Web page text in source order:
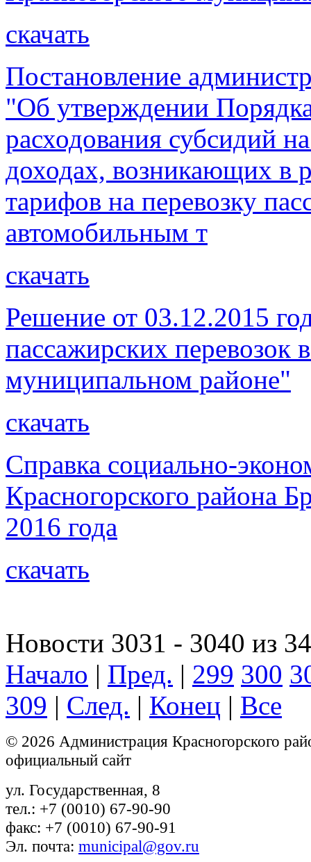
скачать
Постановление
"Об утверждении
расходования субсидий
доходах, возникающих в
тарифов на перевозку
автомобильным т
скачать
Решение от 03.12.2015
пассажирских перевозок
муниципальном районе"
скачать
Справка социально-
Красногорского района
2016 года
скачать
Новости 3031 - 3040 из
Начало | Пред. | 299 300
309 | След. | Конец | Все
© 2026 Администрация Красногорского
официальный сайт
ул. Государственная, 8
тел.: +7 (0010) 67-90-90
факс: +7 (0010) 67-90-91
Эл. почта: municipal@gov.ru